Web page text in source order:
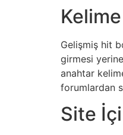
Gelişmiş hit
girmesi
anahtar
forumlardan
Site